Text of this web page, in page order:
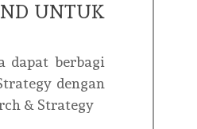
UNTUK
dapat berbagi
dengan
& Strategy